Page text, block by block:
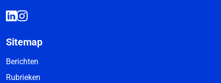
Sitemap
Berichten
Rubrieken